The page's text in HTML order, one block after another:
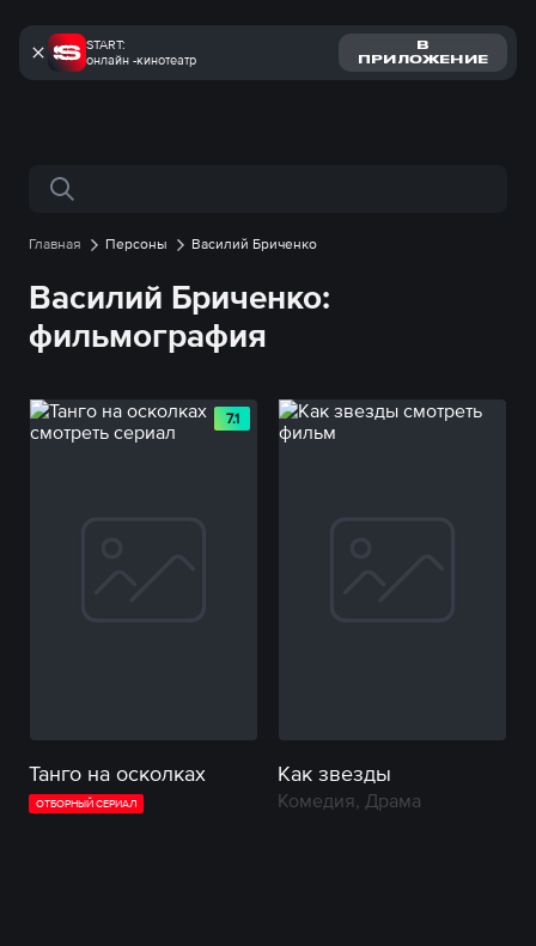
START:
онлайн -кинотеатр
В
ПРИЛОЖЕНИЕ
Поиск по сайту
Главная Персоны Василий Бриченко
Василий Бриченко:
фильмография
7.1
Танго на осколках
ОТБОРНЫЙ СЕРИАЛ
Как звезды
Комедия, Драма